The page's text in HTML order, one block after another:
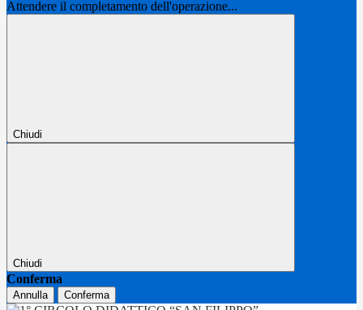
Attendere il completamento dell'operazione...
Chiudi
Chiudi
Conferma
Annulla Conferma